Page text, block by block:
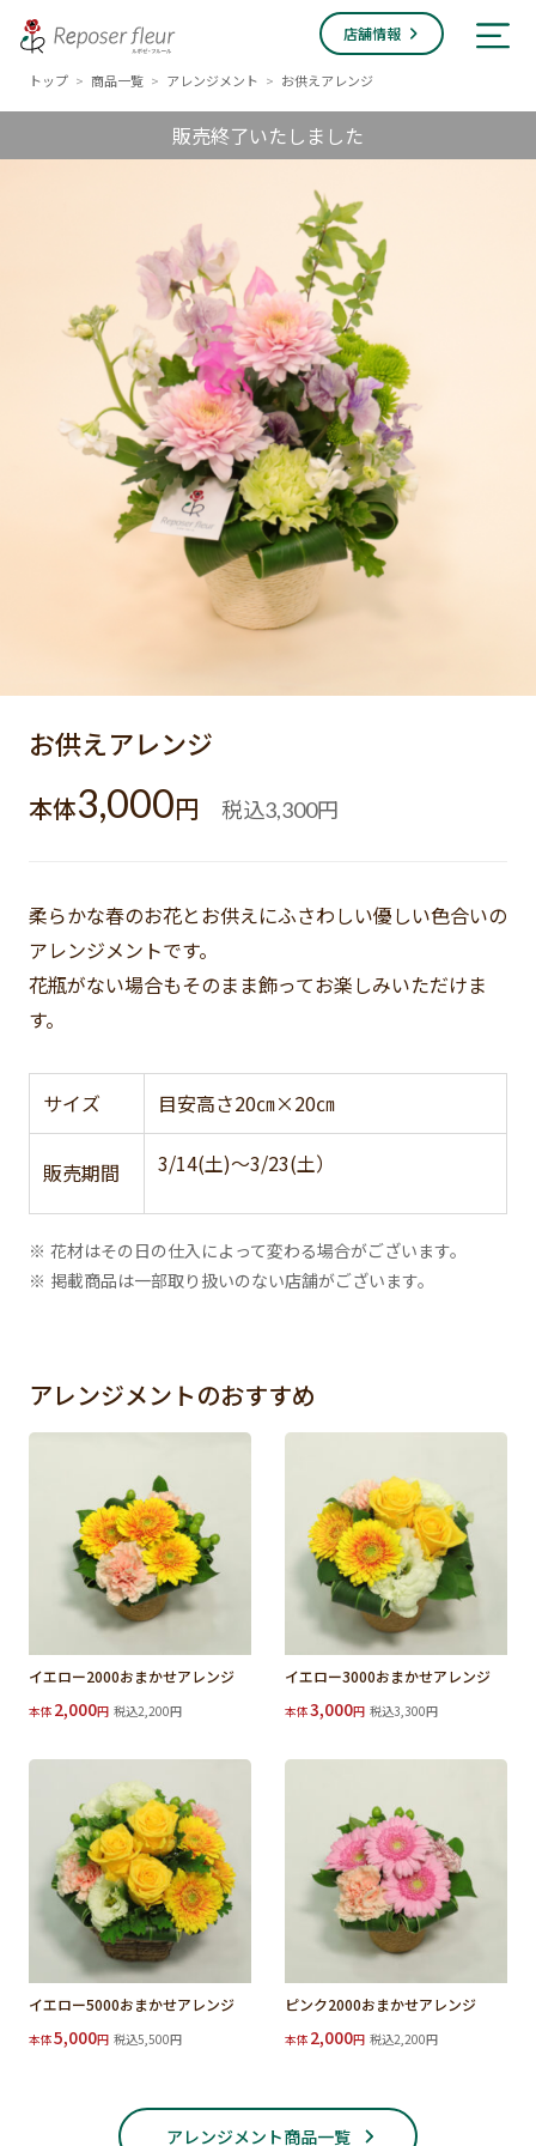
店舗情報
トップ > 商品一覧 > アレンジメント > お供えアレンジ
販売終了いたしました
お供えアレンジ
本体3,000円 税込3,300円
柔らかな春のお花とお供えにふさわしい優しい色合いの
アレンジメントです。
花瓶がない場合もそのまま飾ってお楽しみいただけま
す。
サイズ 目安高さ20㎝×20㎝
販売期間 3/14(土)～3/23(土）
※ 花材はその日の仕入によって変わる場合がございます。
※ 掲載商品は一部取り扱いのない店舗がございます。
アレンジメントのおすすめ
イエロー2000おまかせアレンジ
本体 2,000円 税込2,200円
イエロー3000おまかせアレンジ
本体3,000円 税込3,300円
イエロー5000おまかせアレンジ
本体5,000円 税込5,500円
ピンク2000おまかせアレンジ
本体 2,000円 税込2,200円
アレンジメント商品一覧